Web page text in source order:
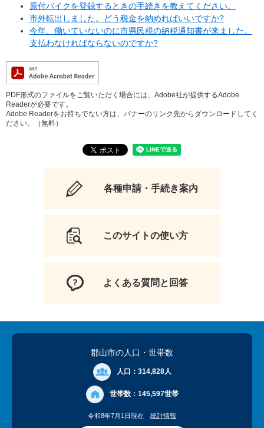
原付バイクを登録するときの手続きを教えてください。
市外転出しました。どう税金を納めればいいですか?
今年、働いていないのに市県民税の納税通知書が来ました。
支払わなければならないのですか?
PDF形式のファイルをご覧いただく場合には、Adobe社が提供するAdobe
Readerが必要です。
Adobe Readerをお持ちでない方は、バナーのリンク先からダウンロードしてく
ださい。（無料）
各種申請・手続き案内
このサイトの使い方
よくある質問と回答
郡山市の人口 ・世帯数
人口： 314,828人
世帯数： 145,597世帯
令和8年7月1日現在 統計情報